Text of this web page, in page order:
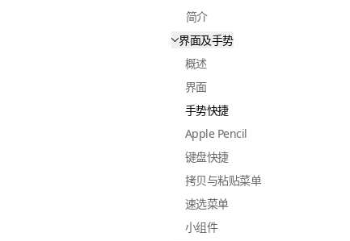
简介
界面及手势
概述
界面
手势快捷
Apple Pencil
键盘快捷
拷贝与粘贴菜单
速选菜单
小组件